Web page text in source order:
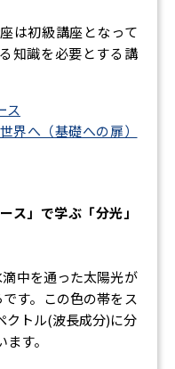
析、クロマトグラフィ
タ、ACモータ、パワー
技術
センサ、生産設備やロ
算、符号の応用
技術、周辺回路、周辺
プログラミング、主な
言語
は初級講座となって
知識を必要とする講
ス
界へ（基礎への扉）
ス」で学ぶ「分光」
中を通った太陽光が
す。この色の帯をス
クトル(波長成分)に分
す。